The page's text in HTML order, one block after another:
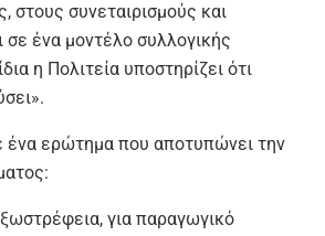
στους συνεταιρισμούς και
σε ένα μοντέλο συλλογικής
η Πολιτεία υποστηρίζει ότι
ένα ερώτημα που αποτυπώνει την
για παραγωγικό